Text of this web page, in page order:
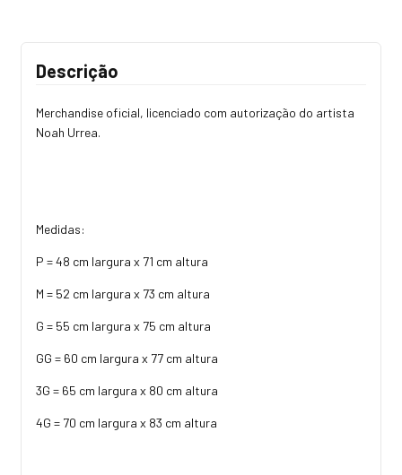
Descrição
Merchandise oficial, licenciado com autorização do artista
Noah Urrea.
Medidas:
P = 48 cm largura x 71 cm altura
M = 52 cm largura x 73 cm altura
G = 55 cm largura x 75 cm altura
GG = 60 cm largura x 77 cm altura
3G = 65 cm largura x 80 cm altura
4G = 70 cm largura x 83 cm altura